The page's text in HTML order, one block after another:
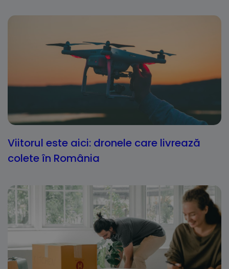
Viitorul este aici: dronele care livrează
colete în România